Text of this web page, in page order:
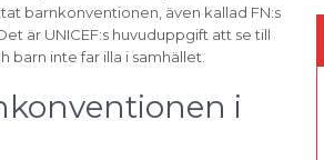
barnkonventionen, även kallad FN:s
är UNICEF:s huvuduppgift att se till
inte far illa i samhället.
i